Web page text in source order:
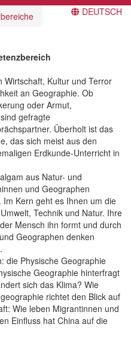
DEUTSCH
Wirtschaft, Kultur und Terror
an Geographie. Ob
oder Armut,
gefragte
Überholt ist das
das sich meist aus den
Erdkunde-Unterricht in
aus Natur- und
und Geographen
Kern geht es Ihnen um die
Technik und Natur. Ihre
Mensch ihn formt und durch
Geographen denken
die Physische Geographie
Geographie hinterfragt
sich das Klima? Wie
richtet den Blick auf
Wie leben Migrantinnen und
Einfluss hat China auf die